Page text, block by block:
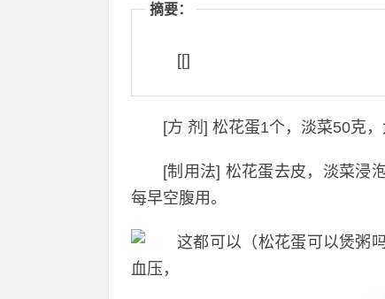
摘要：
[[]
[方 剂] 松花蛋1个，淡菜50克，
[制用法] 松花蛋去皮，淡菜浸
每早空腹用。